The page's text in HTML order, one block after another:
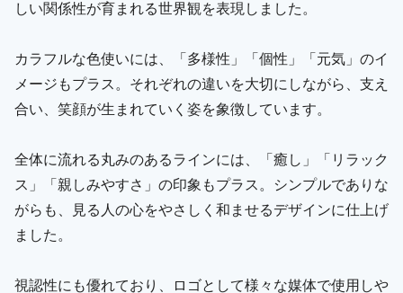
しい関係性が育まれる世界観を表現しました。
カラフルな色使いには、「多様性」「個性」「元気」のイ
メージもプラス。それぞれの違いを大切にしながら、支え
合い、笑顔が生まれていく姿を象徴しています。
全体に流れる丸みのあるラインには、「癒し」「リラック
ス」「親しみやすさ」の印象もプラス。シンプルでありな
がらも、見る人の心をやさしく和ませるデザインに仕上げ
ました。
視認性にも優れており、ロゴとして様々な媒体で使用しや